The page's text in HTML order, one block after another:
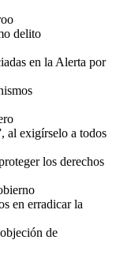
delito
en la Alerta por
al exigírselo a todos
los derechos
en erradicar la
de